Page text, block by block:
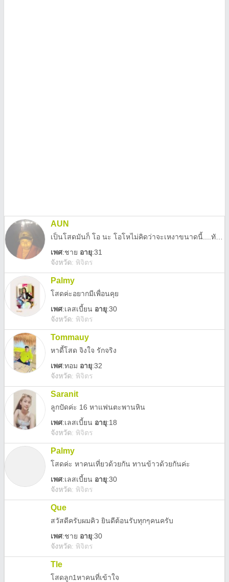
AUN
เพศ:ชาย อายุ:31
จังหวัด: พิจิตร
Palmy
โสดค่ะอยากมีเพื่อนคุย
เพศ:เลสเบี้ยน อายุ:30
จังหวัด: พิจิตร
Tommauy
หาดี้โสด จิงใจ รักจริง
เพศ:ทอม อายุ:32
จังหวัด: พิจิตร
Saranit
ลูกปัดค่ะ 16 หาแฟนตะพานหิน
เพศ:เลสเบี้ยน อายุ:18
จังหวัด: พิจิตร
Palmy
โสดค่ะ หาคนเที่ยวด้วยกัน ทานข้าวด้วยกันค่ะ
เพศ:เลสเบี้ยน อายุ:30
จังหวัด: พิจิตร
Que
สวัสดีครับผมคิว ยินดีต้อนรับทุกๆคนครับ
เพศ:ชาย อายุ:30
จังหวัด: พิจิตร
Tle
โสดลูก1หาคนที่เข้าใจ